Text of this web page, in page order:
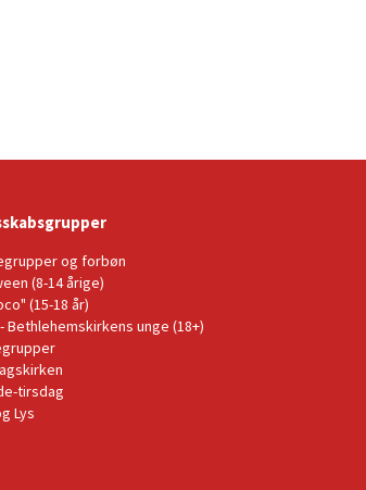
og forbøn
(8-14 årige)
(15-18 år)
- Bethlehemskirkens unge (18+)
tirsdag
Lys